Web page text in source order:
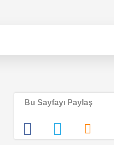
Bu Sayfayı Paylaş